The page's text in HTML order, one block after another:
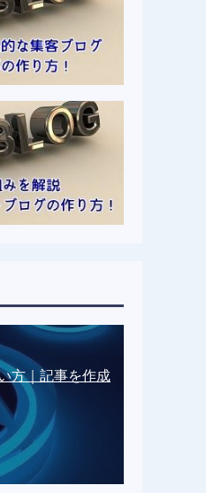
方｜記事を作成